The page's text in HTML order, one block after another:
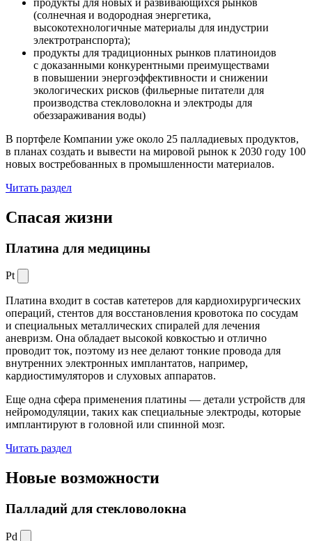
продукты для новых и развивающихся рынков
(солнечная и водородная энергетика,
высокотехнологичные материалы для индустрии
электротранспорта);
продукты для традиционных рынков платиноидов
с доказанными конкурентными преимуществами
в повышении энергоэффективности и снижении
экологических рисков (фильерные питатели для
производства стекловолокна и электроды для
обеззараживания воды)
В портфеле Компании уже около 25 палладиевых продуктов,
в планах создать и вывести на мировой рынок к 2030 году 100
новых востребованных в промышленности материалов.
Читать раздел
Спасая жизни
Платина для медицины
Pt
Платина входит в состав катетеров для кардиохирургических
операций, стентов для восстановления кровотока по сосудам
и специальных металлических спиралей для лечения
аневризм. Она обладает высокой ковкостью и отлично
проводит ток, поэтому из нее делают тонкие провода для
внутренних электронных имплантатов, например,
кардиостимуляторов и слуховых аппаратов.
Еще одна сфера применения платины — детали устройств для
нейромодуляции, таких как специальные электроды, которые
имплантируют в головной или спинной мозг.
Читать раздел
Новые возможности
Палладий для стекловолокна
Pd